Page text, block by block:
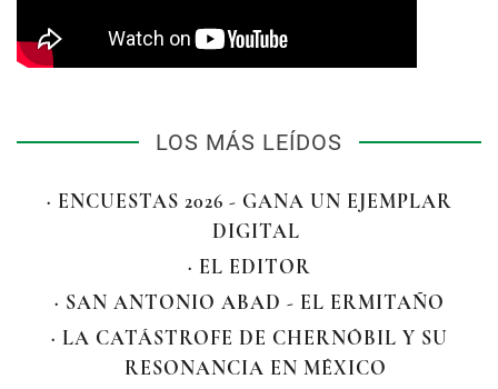
LOS MÁS LEÍDOS
· ENCUESTAS 2026 - GANA UN EJEMPLAR
DIGITAL
· EL EDITOR
· SAN ANTONIO ABAD - EL ERMITAÑO
· LA CATÁSTROFE DE CHERNÓBIL Y SU
RESONANCIA EN MÉXICO